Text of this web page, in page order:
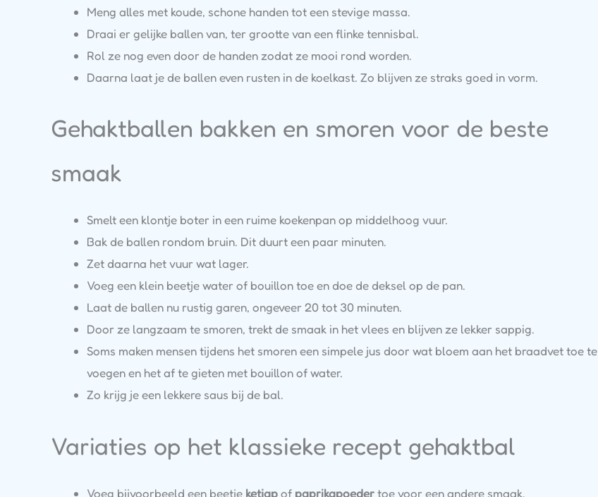
Meng alles met koude, schone handen tot een stevige massa.
Draai er gelijke ballen van, ter grootte van een flinke tennisbal.
Rol ze nog even door de handen zodat ze mooi rond worden.
Daarna laat je de ballen even rusten in de koelkast. Zo blijven ze straks goed in vorm.
Gehaktballen bakken en smoren voor de beste
smaak
Smelt een klontje boter in een ruime koekenpan op middelhoog vuur.
Bak de ballen rondom bruin. Dit duurt een paar minuten.
Zet daarna het vuur wat lager.
Voeg een klein beetje water of bouillon toe en doe de deksel op de pan.
Laat de ballen nu rustig garen, ongeveer 20 tot 30 minuten.
Door ze langzaam te smoren, trekt de smaak in het vlees en blijven ze lekker sappig.
Soms maken mensen tijdens het smoren een simpele jus door wat bloem aan het braadvet toe te
voegen en het af te gieten met bouillon of water.
Zo krijg je een lekkere saus bij de bal.
Variaties op het klassieke recept gehaktbal
Voeg bijvoorbeeld een beetje ketjapof paprikapoedertoe voor een andere smaak.